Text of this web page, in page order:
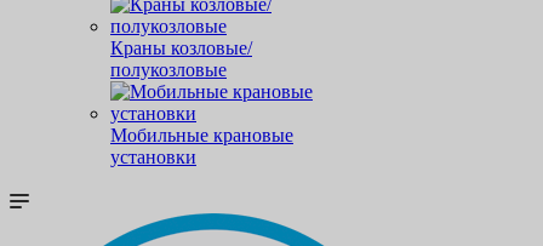
Краны козловые/
полукозловые
Мобильные крановые
установки